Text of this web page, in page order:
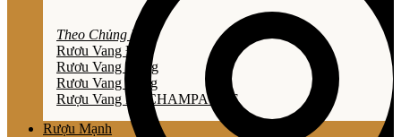
Theo Chủng Loại
Rươu Vang Đỏ
Rươu Vang Trắng
Rươu Vang Hồng
Rượu Vang Nổ/CHAMPAGNE
Rượu Mạnh